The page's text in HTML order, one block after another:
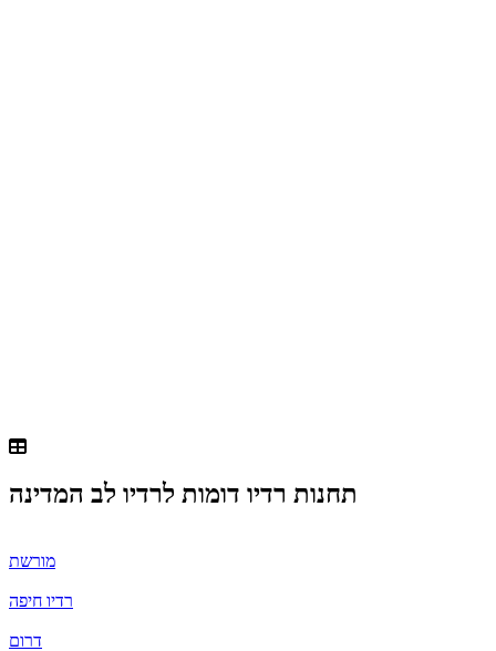
תחנות רדיו דומות לרדיו לב המדינה
מורשת
רדיו חיפה
דרום